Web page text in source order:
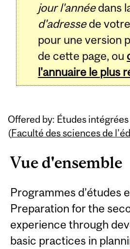
jour l'annéedans
d'adressede
pour une version
de cette page, ou
l'annuaire le plus
Offered by: Études
(Faculté des sciences de
Vue d'ensemble
Programmes d’études
Preparation for the
experience through
basic practices in